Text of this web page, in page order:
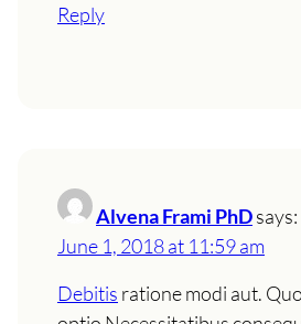
Reply
Alvena Frami PhDsays:
June 1, 2018 at 11:59 am
Debitis ratione modi aut.